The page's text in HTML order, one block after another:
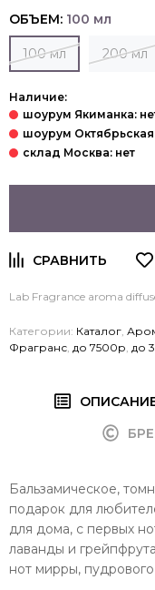
ОБЪЕМ: 100 мл
100 мл 200 мл
Наличие:
Lab Fragrance aroma
Категории: Каталог
Фрагранс до 7500р до
Бальзамическое,
подарок для
для дома, с первых
лаванды и
нот мирры,